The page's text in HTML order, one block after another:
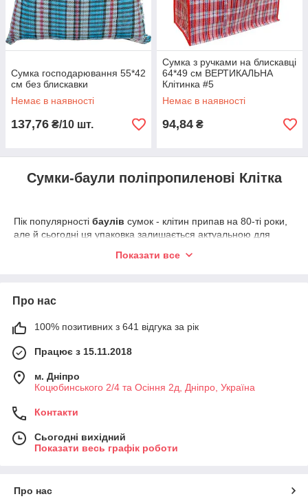
Сумка господарювання 55*42
см без блискавки
Немає в наявності
137,76 ₴/10 шт.
Сумка з ручками на блискавці
64*49 см ВЕРТИКАЛЬНА
Клітинка #5
Немає в наявності
94,84 ₴
Сумки-баули поліпропиленові Клітка
Пік популярності баулів сумок - клітин припав на 80-ті роки,
але й сьогодні ця упаковка залишається актуальною для
залишився поза увагою навіть у світі високої моди. У 2007
дизайнери, підхопили ідею, і звична нам ринкова сумка
Показати все
Про нас
100% позитивних з 641 відгука за рік
Працює з 15.11.2018
м. Дніпро
Коцюбинського 2/4 та Осіння 2д, Дніпро, Україна
Контакти
Сьогодні вихідний
Показати весь графік роботи
Про нас